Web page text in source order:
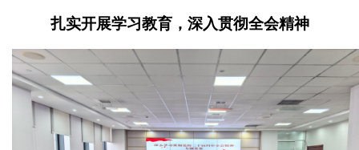
扎实开展学习教育，深入贯彻全会精神